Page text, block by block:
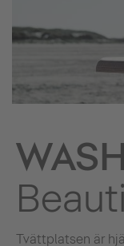
Tvättplatsen är